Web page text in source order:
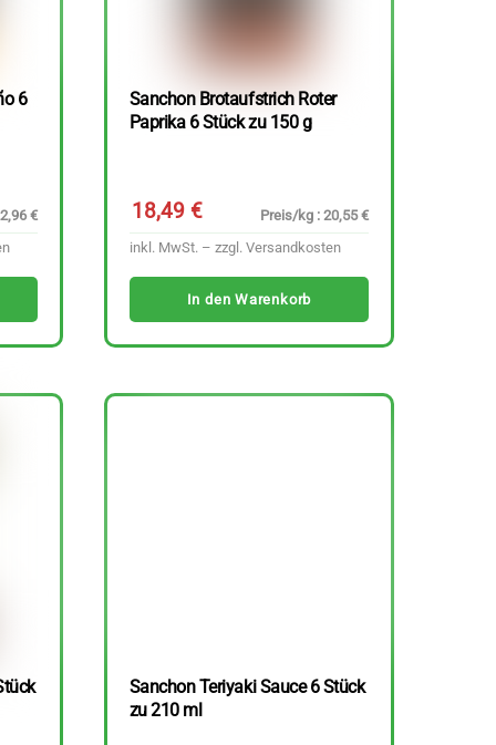
6
€
Sanchon Brotaufstrich Roter
Paprika 6 Stück zu 150 g
18,49€
Preis/kg : 20,55 €
inkl. MwSt. – zzgl. Versandkosten
In den Warenkorb
Sanchon Teriyaki Sauce 6 Stück
zu 210 ml